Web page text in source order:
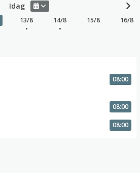
Idag
13/8
•
14/8
•
15/8 16/8
08:00
08:00
08:00